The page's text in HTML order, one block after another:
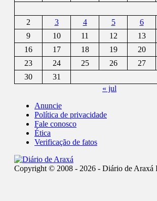
2
3 4 5 6
9
10 11 12 13
16
17 18 19 20
23
24 25 26 27
30
31
« jul
Anuncie
Política de privacidade
Fale conosco
Ética
Verificação de fatos
Copyright © 2008 - 2026 - Diário de Araxá